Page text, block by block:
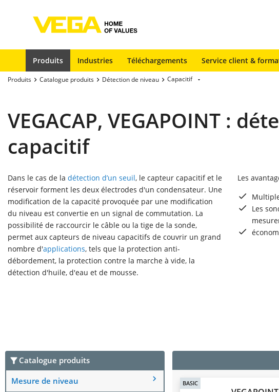
Produits Industries Téléchargements Service client &
Produits Catalogue produits Détection de niveau Capacitif
VEGACAP, VEGAPOINT :
capacitif
Dans le cas de la détection d’un seuil, le capteur capacitif et le
réservoir forment les deux électrodes d'un condensateur. Une
modification de la capacité provoquée par une modification
du niveau est convertie en un signal de commutation. La
possibilité de raccourcir le câble ou la tige de la sonde,
permet aux capteurs de niveau capacitifs de couvrir un grand
nombre d'applications, tels que la protection anti-
débordement, la protection contre la marche à vide, la
détection d'huile, d'eau et de mousse.
Les
Les
Catalogue produits
Mesure de niveau BASIC